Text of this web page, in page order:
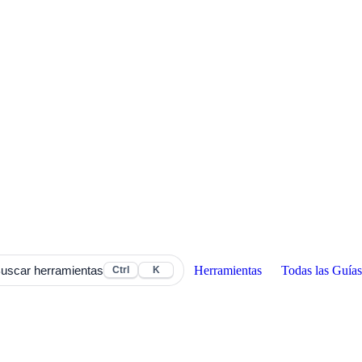
herramientas Ctrl K Herramientas Todas las Guías